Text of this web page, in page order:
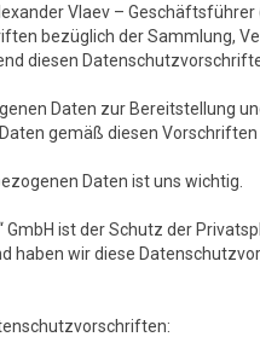
Vlaev – Geschäftsführer
bezüglich der Sammlung,
diesen
Daten zur Bereitstellung
gemäß diesen Vorschriften
Daten ist uns wichtig.
GmbH ist der Schutz der
haben wir diese